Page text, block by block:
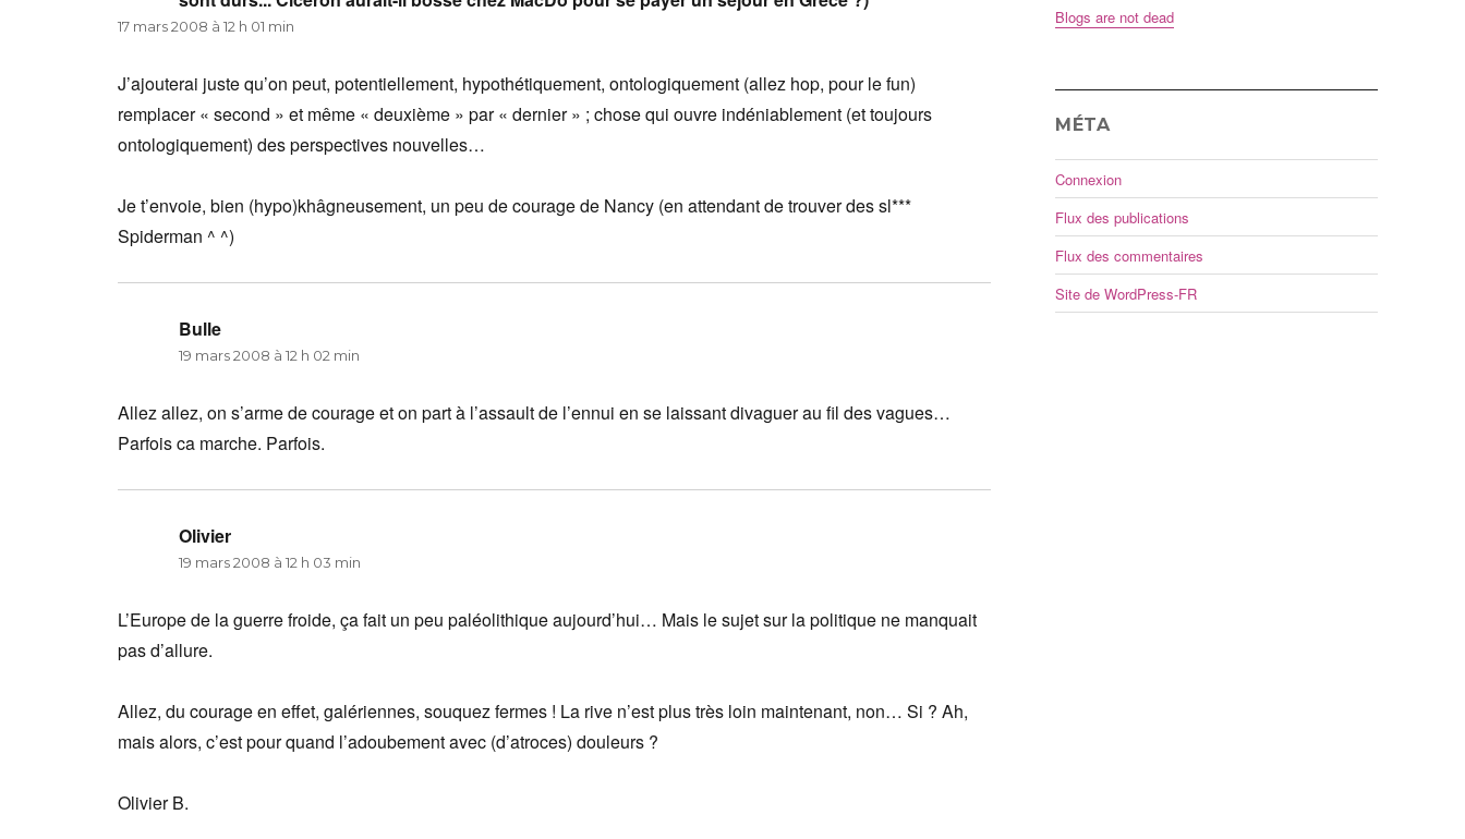
17 mars 2008 à 12 h 01 min
J’ajouterai juste qu’on peut, potentiellement, hypothétiquement, ontologiquement (allez hop, pour le fun)
remplacer « second » et même « deuxième » par « dernier » ; chose qui ouvre indéniablement (et toujours
ontologiquement) des perspectives nouvelles…
Je t’envoie, bien (hypo)khâgneusement, un peu de courage de Nancy (en attendant de trouver des sl***
Spiderman ^ ^)
Bulle
19 mars 2008 à 12 h 02 min
Allez allez, on s’arme de courage et on part à l’assault de l’ennui en se laissant divaguer au fil des vagues…
Parfois ca marche. Parfois.
Olivier
19 mars 2008 à 12 h 03 min
L’Europe de la guerre froide, ça fait un peu paléolithique aujourd’hui… Mais le sujet sur la politique ne manquait
pas d’allure.
Allez, du courage en effet, galériennes, souquez fermes ! La rive n’est plus très loin maintenant, non… Si ? Ah,
mais alors, c’est pour quand l’adoubement avec (d’atroces) douleurs ?
Olivier B.
Blogs are not dead
MÉTA
Connexion
Flux des publications
Flux des commentaires
Site de WordPress-FR